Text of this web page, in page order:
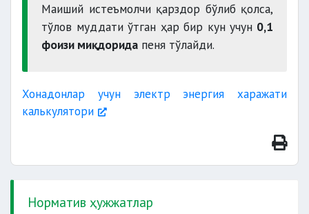
1 ойдан ошмаслиги
зарур;
келишуви билан белгиланади.
муддатда ҳақ тўланмаса
Маиший истеъмолчи қарздор бўлиб қолса,
тўлов муддати ўтган ҳар бир кун учун 0,1
фоизи миқдорида пеня тўлайди.
Хонадонлар учун электр энергия харажати
калькулятори
Норматив ҳужжатлар